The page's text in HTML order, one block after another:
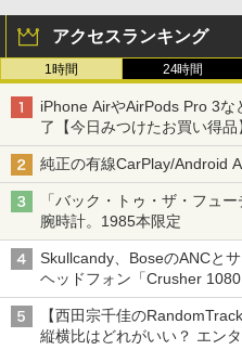
アクセスランキング
1時間 24時間
iPhone AirやAirPods Pro 3
了【今日みつけたお買い得品
純正の有線CarPlay/Android
「バック・トゥ・ザ・フュ
腕時計。1985本限定
Skullcandy、BoseのANCと
ヘッドフォン「Crusher 1080
【西田宗千佳の
縦横比はどれがいい？ エン